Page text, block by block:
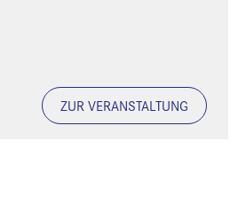
ZUR VERANSTALTUNG